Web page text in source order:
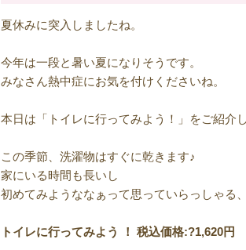
夏休みに突入しましたね。
今年は一段と暑い夏になりそうです。
みなさん熱中症にお気を付けくださいね。
本日は「トイレに行ってみよう！」をご紹介し
この季節、洗濯物はすぐに乾きます♪
家にいる時間も長いし
初めてみようななぁって思っていらっしゃる
トイレに行ってみよう ！ 税込価格:?1,620円